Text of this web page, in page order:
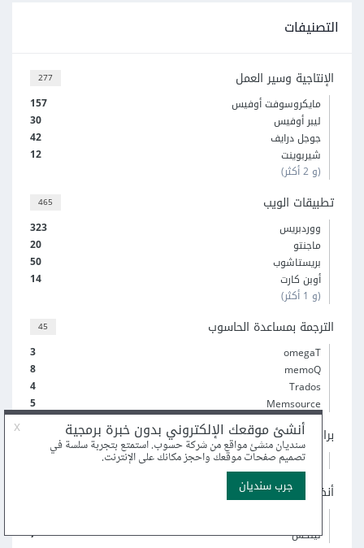
التصنيفات
277 الإنتاجية وسير العمل
157
مايكروسوفت أوفيس
30
ليبر أوفيس
42
جوجل درايف
12
شيربوينت
(و 2 أكثر)
465 تطبيقات الويب
323
ووردبريس
20
ماجنتو
50
بريستاشوب
14
أوبن كارت
(و 1 أكثر)
45 الترجمة بمساعدة الحاسوب
3
omegaT
8
memoQ
4
Trados
5
Memsource
برامج تخطيط موارد المؤسسات ERP
تطبيقات أودو odoo
أنظمة تشغيل الحواسيب والهواتف
7
لينكس